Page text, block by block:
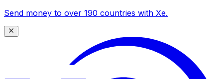
Send money to over 190 countries with Xe.